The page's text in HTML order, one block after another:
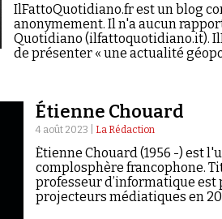
IlFattoQuotidiano.fr est un blog
anonymement. Il n'a aucun
Quotidiano (ilfattoquotidiano.it).
de présenter « une actualité
Étienne Chouard
4 août 2023 | La Rédaction
Étienne Chouard (1956 -) est
complosphère francophone.
professeur d’informatique est
projecteurs médiatiques en